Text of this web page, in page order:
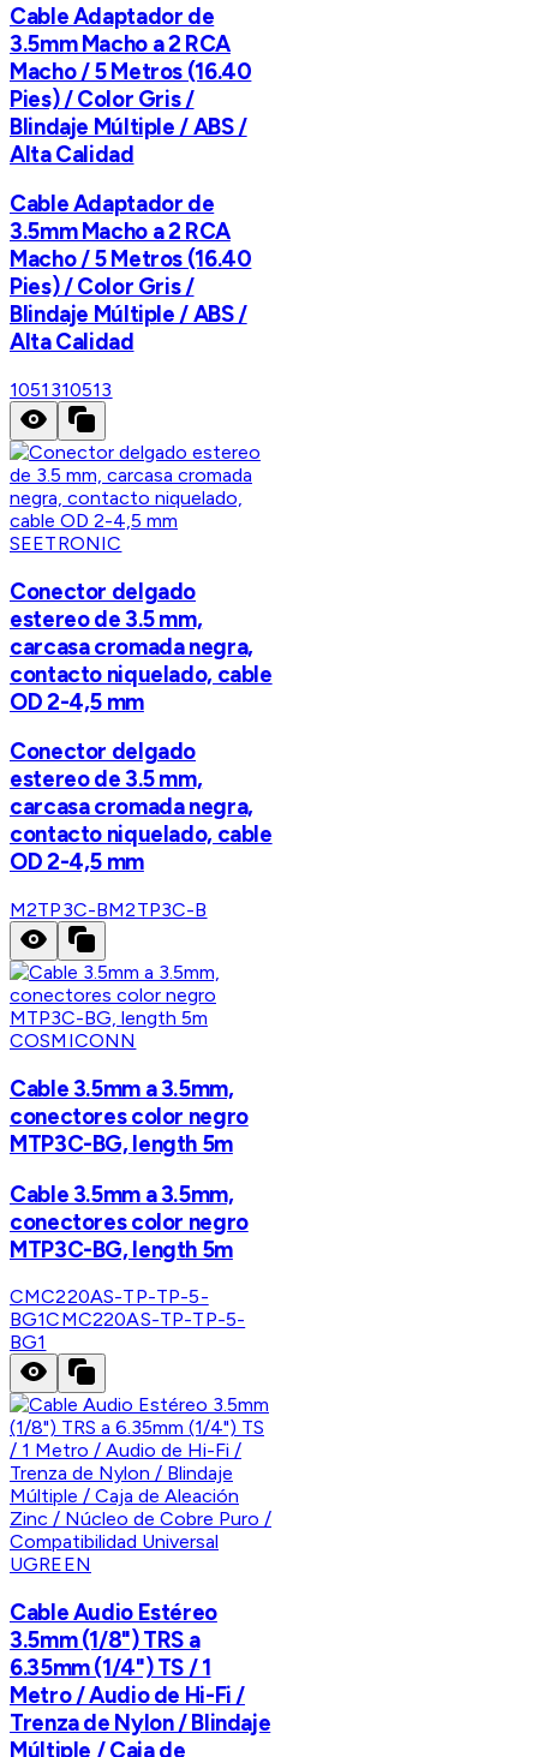
Cable Adaptador de
3.5mm Macho a 2 RCA
Macho / 5 Metros (16.40
Pies) / Color Gris /
Blindaje Múltiple / ABS /
Alta Calidad
Cable Adaptador de
3.5mm Macho a 2 RCA
Macho / 5 Metros (16.40
Pies) / Color Gris /
Blindaje Múltiple / ABS /
Alta Calidad
1051310513
SEETRONIC
Conector delgado
estereo de 3.5 mm,
carcasa cromada negra,
contacto niquelado, cable
OD 2-4,5 mm
Conector delgado
estereo de 3.5 mm,
carcasa cromada negra,
contacto niquelado, cable
OD 2-4,5 mm
M2TP3C-BM2TP3C-B
COSMICONN
Cable 3.5mm a 3.5mm,
conectores color negro
MTP3C-BG, length 5m
Cable 3.5mm a 3.5mm,
conectores color negro
MTP3C-BG, length 5m
CMC220AS-TP-TP-5-
BG1CMC220AS-TP-TP-5-
BG1
UGREEN
Cable Audio Estéreo
3.5mm (1/8") TRS a
6.35mm (1/4") TS / 1
Metro / Audio de Hi-Fi /
Trenza de Nylon / Blindaje
Múltiple / Caja de